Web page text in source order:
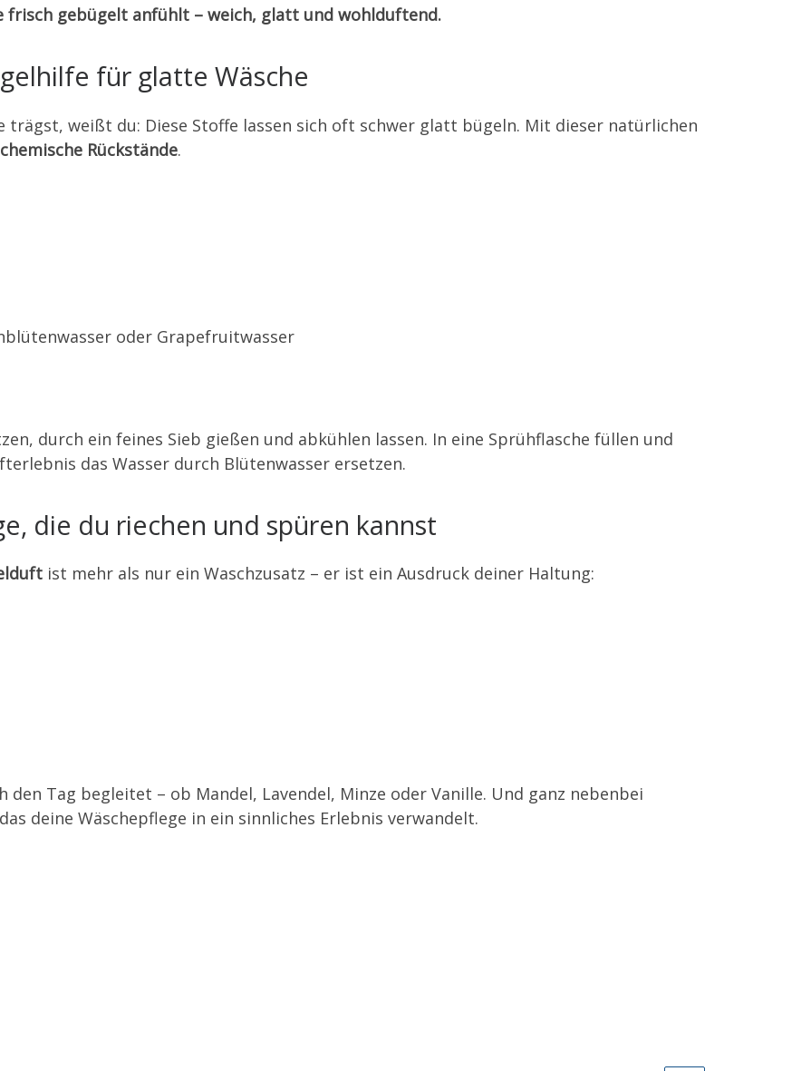
frisch gebügelt anfühlt – weich, glatt und wohlduftend.
für glatte Wäsche
trägst, weißt du: Diese Stoffe lassen sich oft schwer glatt bügeln. Mit dieser natürlichen
Rückstände.
oder Grapefruitwasser
durch ein feines Sieb gießen und abkühlen lassen. In eine Sprühflasche füllen und
das Wasser durch Blütenwasser ersetzen.
die du riechen und spüren kannst
ist mehr als nur ein Waschzusatz – er ist ein Ausdruck deiner Haltung:
Tag begleitet – ob Mandel, Lavendel, Minze oder Vanille. Und ganz nebenbei
deine Wäschepflege in ein sinnliches Erlebnis verwandelt.